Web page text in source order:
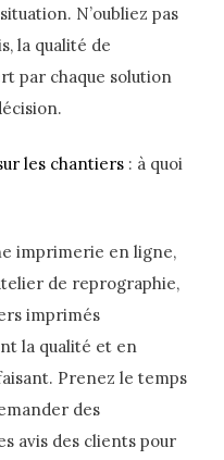
N’oubliez pas
la qualité de
par chaque solution
les chantiers : à quoi
imprimerie en ligne,
de reprographie,
imprimés
la qualité et en
Prenez le temps
des
avis des clients pour